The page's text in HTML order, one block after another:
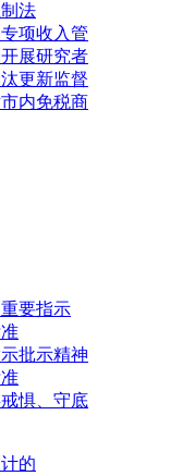
法
项收入管
展研究者
更新监督
内免税商
要指示
批示精神
惧、守底
的